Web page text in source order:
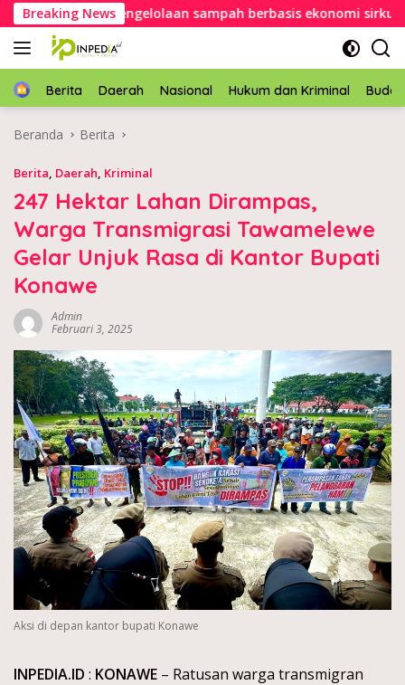
Langsung
ke
konten
Breaking News
dorong pengelolaan sampah berbasis ekonomi sirkular
HomeBerita Daerah Nasional Hukum dan Kriminal
Beranda Berita
Berita, Daerah, Kriminal
247 Hektar Lahan Dirampas,
Warga Transmigrasi Tawamelewe
Gelar Unjuk Rasa di Kantor Bupati
Konawe
Admin
Februari 3, 2025
Aksi di depan kantor bupati Konawe
INPEDIA.ID : KONAWE – Ratusan warga transmigran